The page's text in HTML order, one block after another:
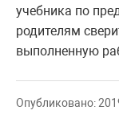
учебника по
родителям
выполненную
Опубликовано: